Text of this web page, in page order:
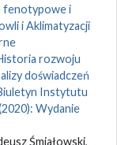
fenotypowe i
i Aklimatyzacji
rozwoju
doświadczeń
Instytutu
Wydanie
Śmiałowski,